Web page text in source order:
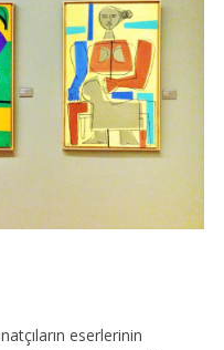
eserlerinin